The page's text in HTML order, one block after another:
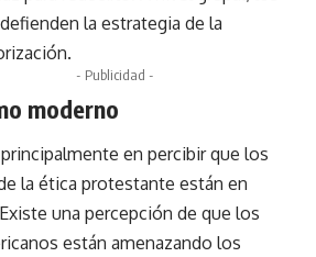
la estrategia de la
- Publicidad -
moderno
en percibir que los
la ética protestante están en
una percepción de que los
están amenazando los